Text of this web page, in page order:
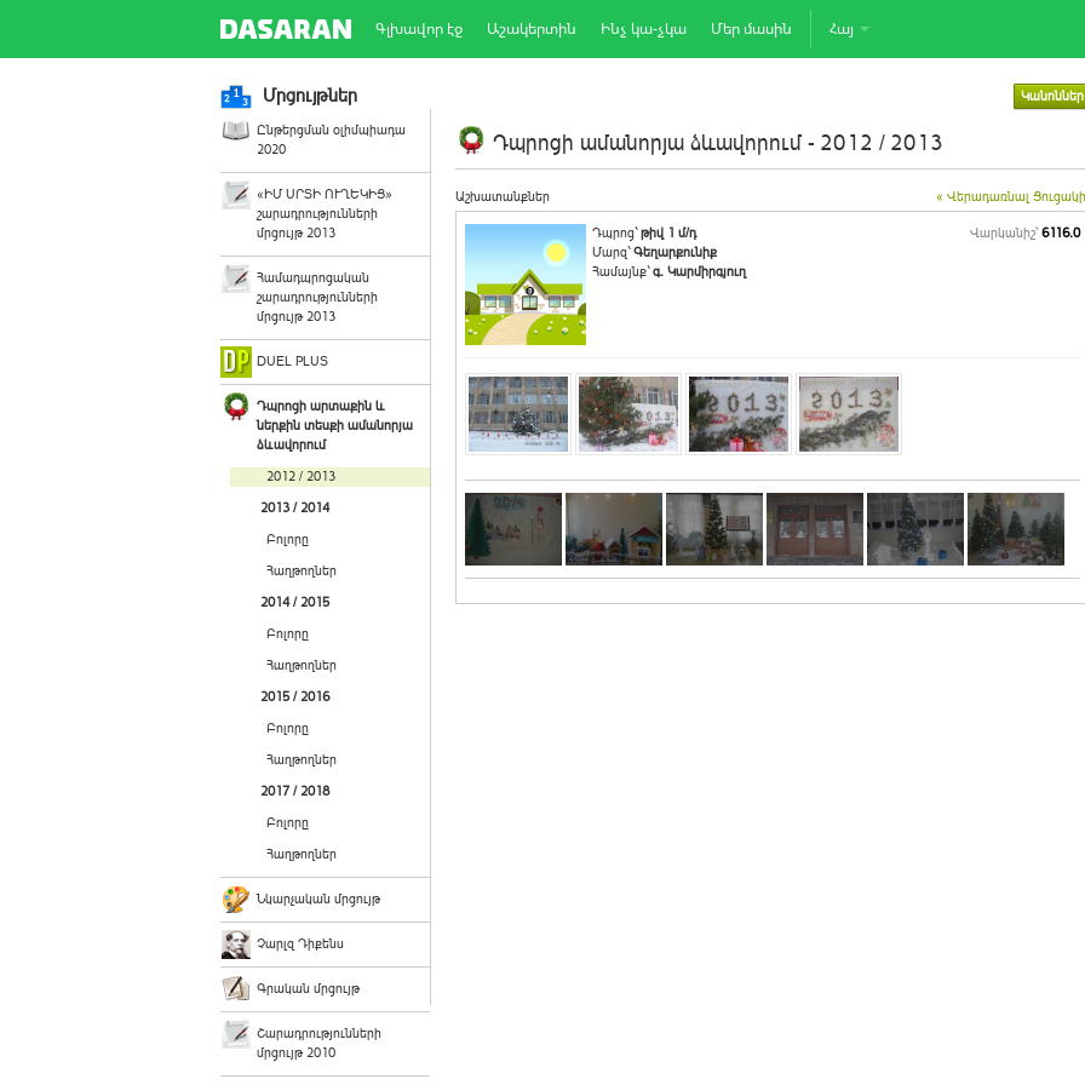
Գլխավոր էջ Աշակերտին Ինչ կա-չկա Մեր մասին Հայ
Մրցույթներ Կանոններ
Ընթերցման օլիմպիադա
2020
«ԻՄ ՍՐՏԻ ՈՒՂԵԿԻՑ»
շարադրությունների
մրցույթ 2013
Համադպրոցական
շարադրությունների
մրցույթ 2013
DUEL PLUS
Դպրոցի արտաքին և
ներքին տեսքի ամանորյա
ձևավորում
2012 / 2013
2013 / 2014
Բոլորը
Հաղթողներ
2014 / 2015
Բոլորը
Հաղթողներ
2015 / 2016
Բոլորը
Հաղթողներ
2017 / 2018
Բոլորը
Հաղթողներ
Նկարչական մրցույթ
Չարլզ Դիքենս
Գրական մրցույթ
Շարադրությունների
մրցույթ 2010
Դպրոցի ամանորյա ձևավորում - 2012 / 2013
Աշխատանքներ « Վերադառնալ
Դպրոց`թիվ 1 մ/դ
Մարզ`Գեղարքունիք
Համայնք`գ. Կարմիրգյուղ
Վարկանիշ՝ 6116.0